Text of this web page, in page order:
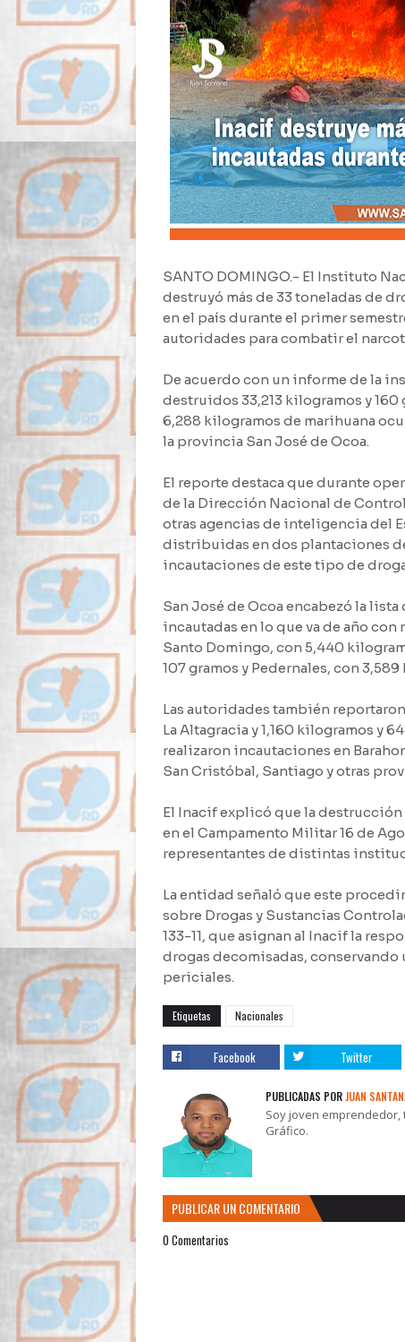
SANTO DOMINGO.- El Instituto
destruyó más de 33 toneladas de
en el país durante el primer
autoridades para combatir el
De acuerdo con un informe de la
destruidos 33,213 kilogramos y
6,288 kilogramos de marihuana
la provincia San José de Ocoa.
El reporte destaca que durante
de la Dirección Nacional de
otras agencias de inteligencia del
distribuidas en dos plantaciones
incautaciones de este tipo de
San José de Ocoa encabezó la
incautadas en lo que va de año
Santo Domingo, con 5,440
107 gramos y Pedernales, con
Las autoridades también
La Altagracia y 1,160 kilogramos y
realizaron incautaciones en
San Cristóbal, Santiago y otras
El Inacif explicó que la destrucción
en el Campamento Militar 16 de
representantes de distintas
La entidad señaló que este
sobre Drogas y Sustancias
133-11, que asignan al Inacif la
drogas decomisadas, conservando
periciales.
Etiquetas Nacionales
Facebook Twitter
PUBLICADAS PORJUAN
Soy joven
Gráfico.
PUBLICAR UN COMENTARIO
0 Comentarios